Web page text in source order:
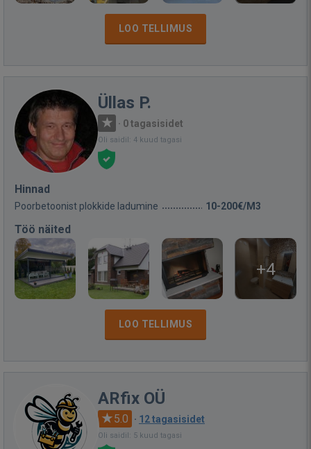
LOO TELLIMUS
Üllas P.
· 0 tagasisidet
Oli saidil: 4 kuud tagasi
Hinnad
Poorbetoonist plokkide ladumine 10-200€/M3
Töö näited
+4
LOO TELLIMUS
ARfix OÜ
5.0 · 12 tagasisidet
Oli saidil: 5 kuud tagasi